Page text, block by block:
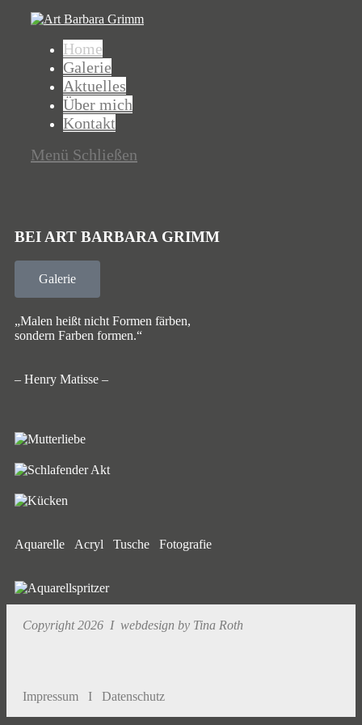
Home
Galerie
Aktuelles
Über mich
Kontakt
Menü Schließen
BEI ART BARBARA GRIMM
Galerie
„Malen heißt nicht Formen färben,
sondern Farben formen.“
– Henry Matisse –
Aquarelle Acryl Tusche Fotografie
Copyright 2026 I webdesign by Tina Roth
Impressum I Datenschutz